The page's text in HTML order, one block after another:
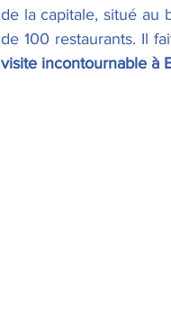
de la capitale, situé au
visite incontournable à